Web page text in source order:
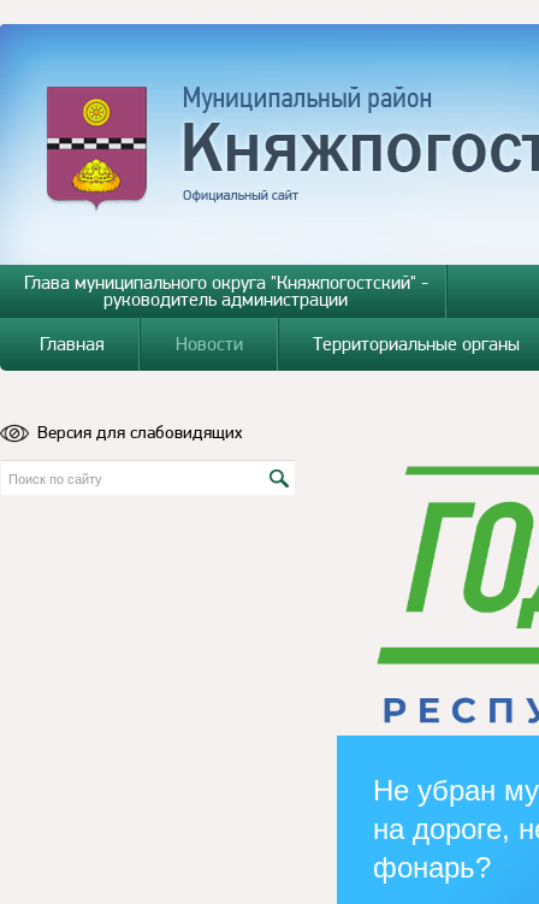
Глава муниципального округа "Княжпогостский" -
руководитель администрации
Главная
Новости Территориальные органы
Версия для слабовидящих
Не убран
на дороге,
фонарь?